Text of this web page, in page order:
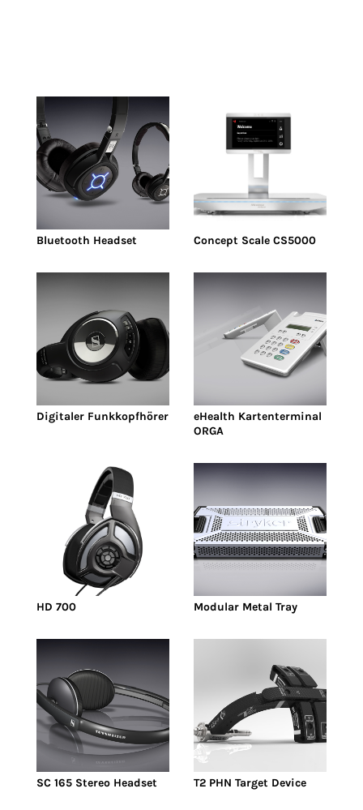
Bluetooth Headset Concept Scale CS5000
Digitaler Funkkopfhörer
eHealth Kartenterminal
ORGA
HD 700 Modular Metal Tray
SC 165 Stereo Headset T2 PHN Target Device